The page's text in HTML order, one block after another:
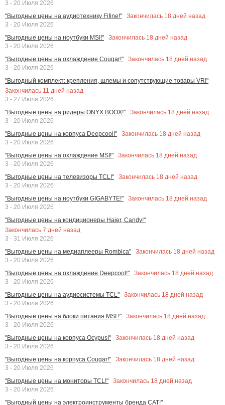
3 - 20 Июля 2026
"Выгодные цены на аудиотехнику Fifine!"
Закончилась 18 дней назад
3 - 20 Июля 2026
"Выгодные цены на ноутбуки MSI!"
Закончилась 18 дней назад
3 - 20 Июля 2026
"Выгодные цены на охлаждение Cougar!"
Закончилась 18 дней назад
3 - 20 Июля 2026
"Выгодный комплект: крепления, шлемы и сопутствующие товары VR!"
Закончилась 11 дней назад
3 - 27 Июля 2026
"Выгодные цены на ридеры ONYX BOOX!"
Закончилась 18 дней назад
3 - 20 Июля 2026
"Выгодные цены на корпуса Deepcool!"
Закончилась 18 дней назад
3 - 20 Июля 2026
"Выгодные цены на охлаждение MSI!"
Закончилась 18 дней назад
3 - 20 Июля 2026
"Выгодные цены на телевизоры TCL!"
Закончилась 18 дней назад
3 - 20 Июля 2026
"Выгодные цены на ноутбуки GIGABYTE!"
Закончилась 18 дней назад
3 - 20 Июля 2026
"Выгодные цены на кондиционеры Haier, Candy!"
Закончилась 7 дней назад
3 - 31 Июля 2026
"Выгодные цены на медиаплееры Rombica"
Закончилась 18 дней назад
3 - 20 Июля 2026
"Выгодные цены на охлаждение Deepcool!"
Закончилась 18 дней назад
3 - 20 Июля 2026
"Выгодные цены на аудиосистемы TCL"
Закончилась 18 дней назад
3 - 20 Июля 2026
"Выгодные цены на блоки питания MSI !"
Закончилась 18 дней назад
3 - 20 Июля 2026
"Выгодные цены на корпуса Ocypus!"
Закончилась 18 дней назад
3 - 20 Июля 2026
"Выгодные цены на корпуса Cougar!"
Закончилась 18 дней назад
3 - 20 Июля 2026
"Выгодные цены на мониторы TCL!"
Закончилась 18 дней назад
3 - 20 Июля 2026
"Выгодный цены на электроинструменты бренда CAT!"